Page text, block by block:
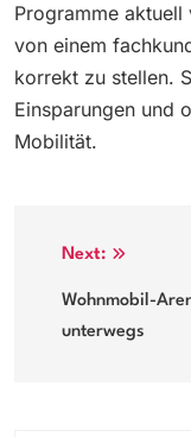
Programme
von einem
korrekt zu stellen.
Einsparungen und
Mobilität.
Post
navigation
Next:
Wohnmobil-
unterwegs